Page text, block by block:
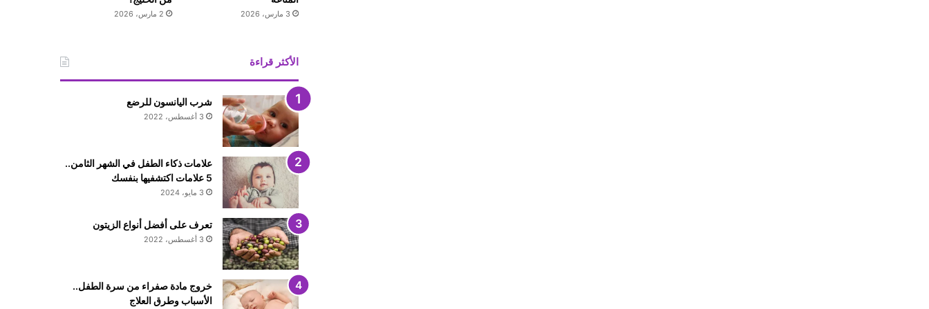
3 مارس، 2026 2 مارس، 2026
الأكثر قراءة
شرب اليانسون للرضع
3 أغسطس، 2022
علامات ذكاء الطفل في الشهر الثامن..
5 علامات اكتشفيها بنفسك
3 مايو، 2024
تعرف على أفضل أنواع الزيتون
3 أغسطس، 2022
خروج مادة صفراء من سرة الطفل..
الأسباب وطرق العلاج